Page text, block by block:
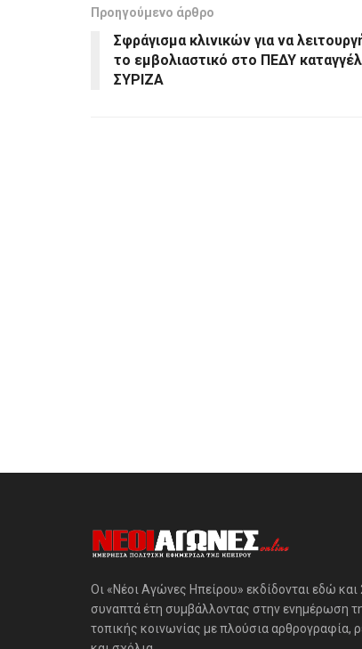
Προηγούμενο άρθρο
Σφράγισμα κλινικών για να
το εμβολιαστικό στο ΠΕΔΥ
ΣΥΡΙΖΑ
Οι «Νέοι Αγώνες Ηπείρου» εκδίδονται εδώ και
συναπτά έτη συμβάλλοντας στην ενημέρωση
τοπικής κοινωνίας με πλούσια αρθρογραφία,